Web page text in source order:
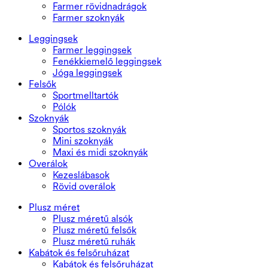
Farmer rövidnadrágok
Farmer szoknyák
Leggingsek
Farmer leggingsek
Fenékkiemelő leggingsek
Jóga leggingsek
Felsők
Sportmelltartók
Pólók
Szoknyák
Sportos szoknyák
Mini szoknyák
Maxi és midi szoknyák
Overálok
Kezeslábasok
Rövid overálok
Plusz méret
Plusz méretű alsók
Plusz méretű felsők
Plusz méretű ruhák
Kabátok és felsőruházat
Kabátok és felsőruházat